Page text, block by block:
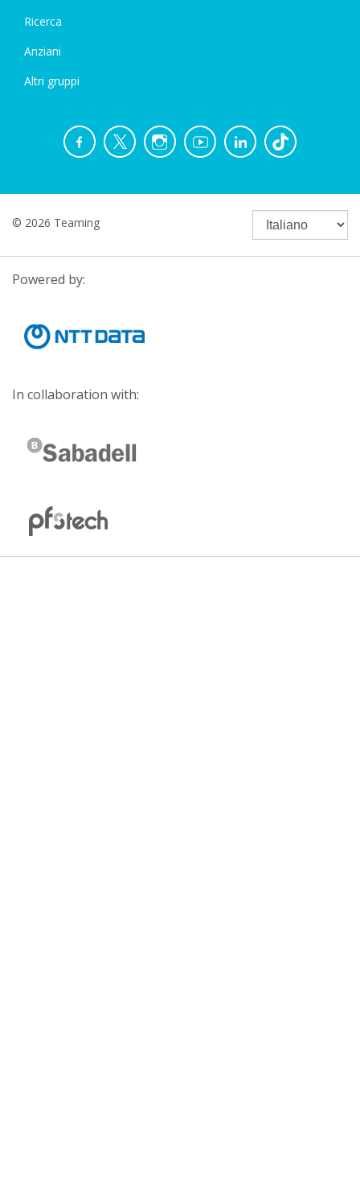
Ricerca
Anziani
Altri gruppi
© 2026 Teaming
Powered by:
In collaboration with: